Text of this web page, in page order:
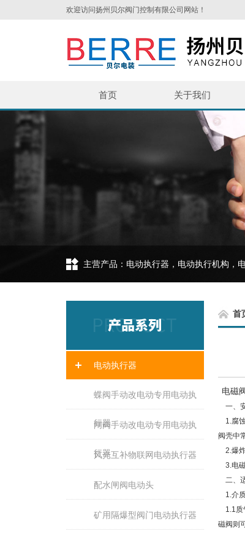
欢迎访问扬州贝尔阀门控制有限公司网站！
首页 关于我们
主营产品：电动执行器，电动执行机构，
电动执行器
蝶阀手动改电动专用电动执
行器
闸阀手动改电动专用电动执
行器
风光互补物联网电动执行器
配水闸阀电动头
矿用隔爆型阀门电动执行器
首
电磁
一、
1.腐蚀
阀壳中
2.爆炸
3.电磁
二、
1.介
1.1质
磁阀则